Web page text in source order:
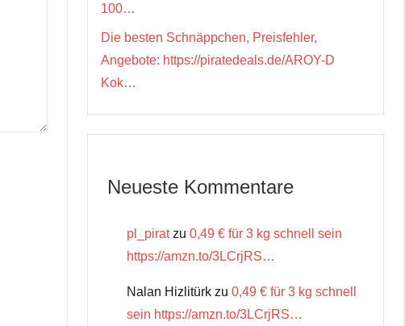
100…
Die besten Schnäppchen, Preisfehler,
Angebote: https://piratedeals.de/AROY-D
Kok…
Neueste Kommentare
pl_piratzu 0,49 € für 3 kg schnell sein
https://amzn.to/3LCrjRS…
Nalan Hizlitürk zu 0,49 € für 3 kg schnell
sein https://amzn.to/3LCrjRS…